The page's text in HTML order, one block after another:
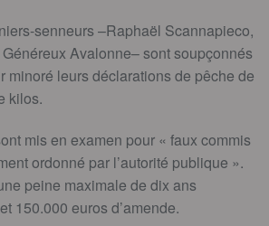
senneurs –Raphaël Scannapieco,
Avalonne– sont soupçonnés
minoré leurs déclarations de pêche de
kilos.
mis en examen pour « faux commis
ordonné par l’autorité publique ».
peine maximale de dix ans
150.000 euros d’amende.